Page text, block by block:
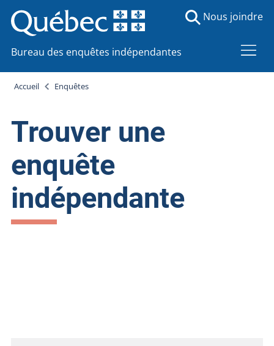
Bureau des enquêtes indépendantes
Nous joindre
Accueil Enquêtes
Trouver une
enquête
indépendante